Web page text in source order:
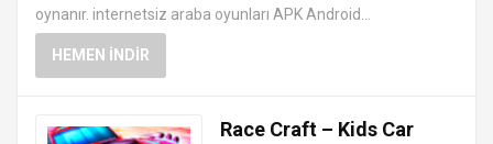
oynanır. internetsiz araba oyunları APK Android...
HEMEN İNDIR
Race Craft – Kids Car